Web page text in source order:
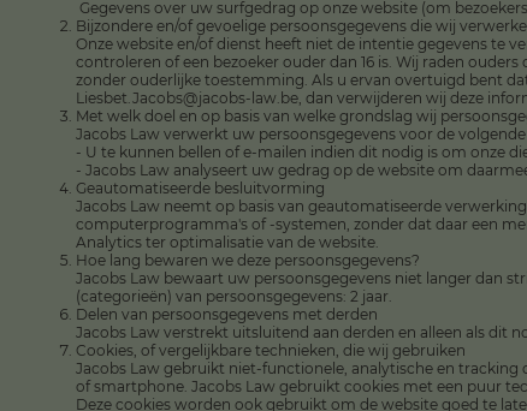
Gegevens over uw surfgedrag op onze website (om
Bijzondere en/of gevoelige persoonsgegevens die wij
Onze website en/of dienst heeft niet de intentie gegevens te
controleren of een bezoeker ouder dan 16 is. Wij raden
zonder ouderlijke toestemming. Als u ervan overtuigd bent
Liesbet.Jacobs@jacobs-law.be, dan verwijderen wij deze
Met welk doel en op basis van welke grondslag wij
Jacobs Law verwerkt uw persoonsgegevens voor de
- U te kunnen bellen of e-mailen indien dit nodig is om onze
- Jacobs Law analyseert uw gedrag op de website om
Geautomatiseerde besluitvorming
Jacobs Law neemt op basis van geautomatiseerde
computerprogramma's of -systemen, zonder dat daar een
Analytics ter optimalisatie van de website.
Hoe lang bewaren we deze persoonsgegevens?
Jacobs Law bewaart uw persoonsgegevens niet langer dan
(categorieën) van persoonsgegevens: 2 jaar.
Delen van persoonsgegevens met derden
Jacobs Law verstrekt uitsluitend aan derden en alleen als dit
Cookies, of vergelijkbare technieken, die wij gebruiken
Jacobs Law gebruikt niet-functionele, analytische en
of smartphone. Jacobs Law gebruikt cookies met een puur
Deze cookies worden ook gebruikt om de website goed te